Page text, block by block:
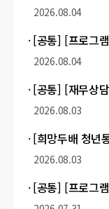
2026.08.04
2026.08.04
2026.08.03
2026.08.03